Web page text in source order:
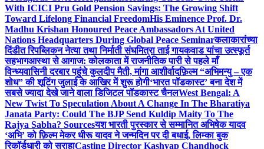
With ICICI Pru Gold Pension Savings: The Growing Shift
Toward Lifelong Financial FreedomHis Eminence Prof. Dr.
Madhu Krishan Honoured Peace Ambassadors At United
Nations Headquarters During Global Peace Seminarकलाकारांच्या
दिंडीत रिपब्लिकन नेत्या तथा निर्माती संघमित्रा ताई गायकवाड यांचा उत्स्फूर्त
सहभागआस्था से आगाज: कोलकाता में राजनीतिक पारी से पहले माँ
विन्ध्यवासिनी दरबार पहुंचे कुलदीप मैती, मांगा आशीर्वादफ़िल्म “अभिमन्यु – एक
शोध” की शूटिंग जुलाई के आखिर में शुरू होगी‘भारत पॉडकास्ट’ बना देश में
सबसे ज्यादा देखे जाने वाला डिजिटल पॉडकास्ट चैनलWest Bengal: A
New Twist To Speculation About A Change In The Bharatiya
Janata Party: Could The BJP Send Kuldip Maity To The
Rajya Sabha? Sourcesयश भारती पुरस्कार से सम्मानित अभिषेक यादव
‘अभि’ को फ़िल्म मेकर धीरू यादव ने जन्मदिन पर दी बधाई, लिम्का बुक
रिकॉर्डधारी को सराहाCasting Director Kashyap Chandhock